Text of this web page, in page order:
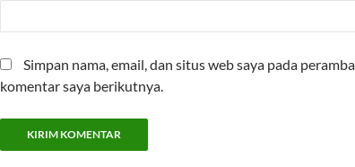
Simpan nama, email, dan situs web saya pada
komentar saya berikutnya.